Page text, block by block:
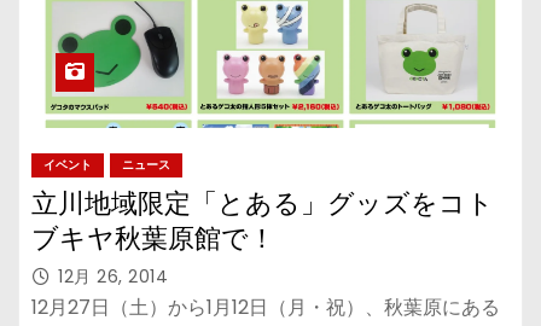
イベント ニュース
立川地域限定「とある」グッズをコト
ブキヤ秋葉原館で！
12月 26, 2014
12月27日（土）から1月12日（月・祝）、秋葉原にある